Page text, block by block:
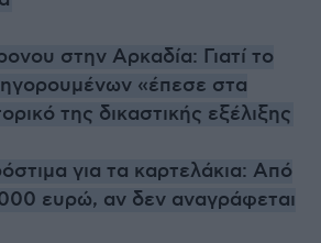
στην Αρκαδία: Γιατί το
«έπεσε στα
της δικαστικής εξέλιξης
για τα καρτελάκια: Από
ευρώ, αν δεν αναγράφεται